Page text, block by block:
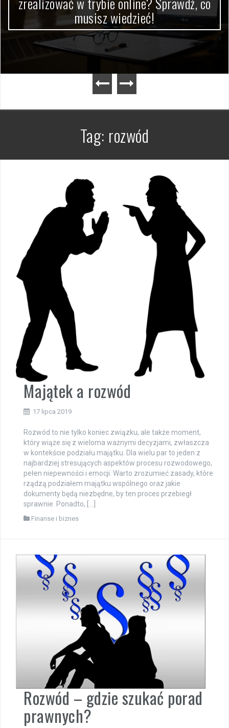
musisz wiedzieć!
Tag: rozwód
Majątek a rozwód
17 lipca 2019
Rozwód to nie tylko koniec związku, ale także moment,
który wiąże się z wieloma ważnymi decyzjami, zwłaszcza
w kontekście podziału majątku. Dla wielu par to jeden z
najbardziej stresujących aspektów procesu rozwodowego,
pełen niepewności i emocji. Warto zrozumieć zasady, które
rządzą podziałem majątku wspólnego oraz jakie
dokumenty będą niezbędne, by ten proces przebiegł
sprawnie. Ponadto, […]
Finanse i biznes
Rozwód – gdzie szukać porad
prawnych?